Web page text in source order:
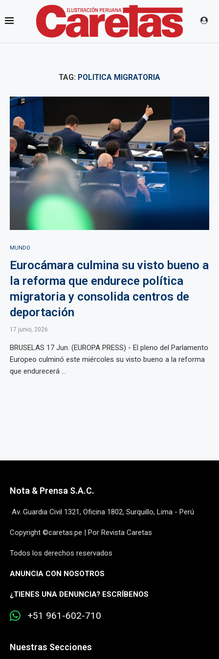
TAG: POLITICA MIGRATORIA
MUNDO
Eurocámara culmina su visto bueno a
la reforma que endurece política
migratoria y consolida centros de
deportación
17 junio, 2026
BRUSELAS 17 Jun. (EUROPA PRESS) - El pleno del Parlamento
Europeo culminó este miércoles su visto bueno a la reforma
que endurecerá ...
Nota & Prensa S.A.C.
Av. Guardia Civil 1321, Oficina 1802, Surquillo, Lima - Perú
Copyright ©caretas.pe | Por Revista Caretas
Todos los derechos reservados
ANUNCIA CON NOSOTROS
¿TIENES UNA DENUNCIA? ESCRÍBENOS
+51 961-602-710
Nuestras Secciones